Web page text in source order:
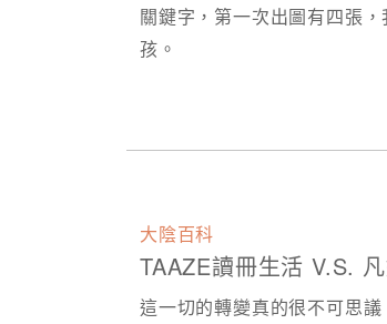
關鍵字，第一次出圖有四張
孩。​
大陰百科
TAAZE讀冊生活 V.S.
這一切的轉變真的很不可思